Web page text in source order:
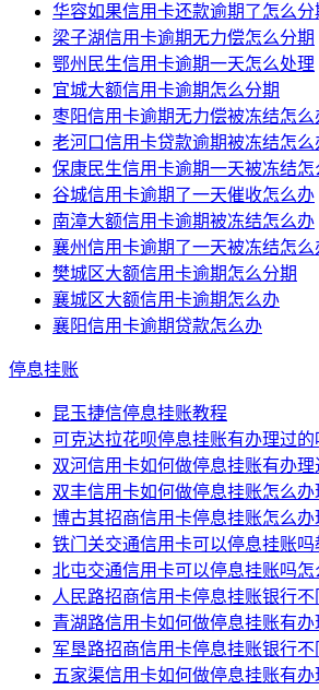
华容如果信用卡还款逾期了怎么分
梁子湖信用卡逾期无力偿怎么分期
鄂州民生信用卡逾期一天怎么处理
宜城大额信用卡逾期怎么分期
枣阳信用卡逾期无力偿被冻结怎么
老河口信用卡贷款逾期被冻结怎么
保康民生信用卡逾期一天被冻结怎
谷城信用卡逾期了一天催收怎么办
南漳大额信用卡逾期被冻结怎么办
襄州信用卡逾期了一天被冻结怎么
樊城区大额信用卡逾期怎么分期
襄城区大额信用卡逾期怎么办
襄阳信用卡逾期贷款怎么办
停息挂账
昆玉捷信停息挂账教程
可克达拉花呗停息挂账有办理过的
双河信用卡如何做停息挂账有办理
双丰信用卡如何做停息挂账怎么办
博古其招商信用卡停息挂账怎么办
铁门关交通信用卡可以停息挂账吗
北屯交通信用卡可以停息挂账吗怎
人民路招商信用卡停息挂账银行
青湖路信用卡如何做停息挂账有办
军垦路招商信用卡停息挂账银行
五家渠信用卡如何做停息挂账有办